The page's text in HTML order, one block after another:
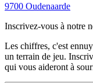
9700 Oudenaarde
Inscrivez-vous à notre
Les chiffres, c'est
un terrain de jeu.
qui vous aideront à